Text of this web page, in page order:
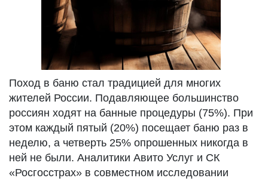
Поход в баню стал традицией для многих
жителей России. Подавляющее большинство
россиян ходят на банные процедуры (75%). При
этом каждый пятый (20%) посещает баню раз в
неделю, а четверть 25% опрошенных никогда в
ней не были. Аналитики Авито Услуг и СК
«Росгосстрах» в совместном исследовании